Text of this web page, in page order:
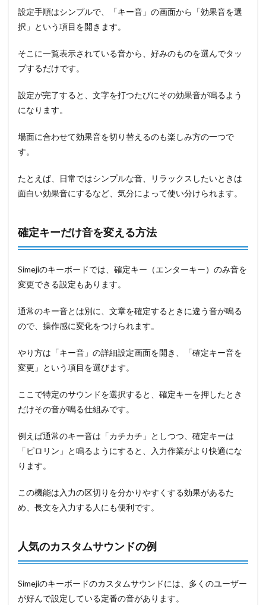
設定手順はシンプルで、「キー音」の画面から「効果音を選
択」という項目を開きます。
そこに一覧表示されている音から、好みのものを選んでタッ
プするだけです。
設定が完了すると、文字を打つたびにその効果音が鳴るよう
になります。
場面に合わせて効果音を切り替えるのも楽しみ方の一つで
す。
たとえば、日常ではシンプルな音、リラックスしたいときは
面白い効果音にするなど、気分によって使い分けられます。
確定キーだけ音を変える方法
Simejiのキーボードでは、確定キー（エンターキー）のみ音を
変更できる設定もあります。
通常のキー音とは別に、文章を確定するときに違う音が鳴る
ので、操作感に変化をつけられます。
やり方は「キー音」の詳細設定画面を開き、「確定キー音を
変更」という項目を選びます。
ここで特定のサウンドを選択すると、確定キーを押したとき
だけその音が鳴る仕組みです。
例えば通常のキー音は「カチカチ」としつつ、確定キーは
「ピロリン」と鳴るようにすると、入力作業がより快適にな
ります。
この機能は入力の区切りを分かりやすくする効果があるた
め、長文を入力する人にも便利です。
人気のカスタムサウンドの例
Simejiのキーボードのカスタムサウンドには、多くのユーザー
が好んで設定している定番の音があります。